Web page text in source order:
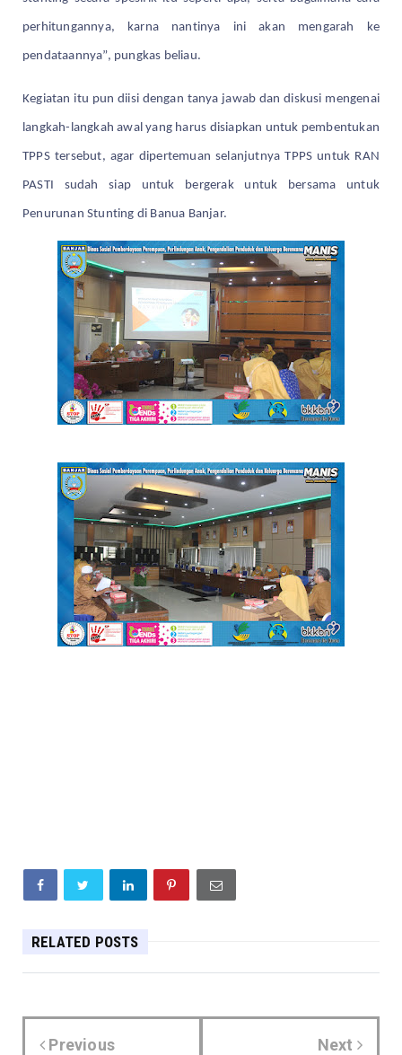
perhitungannya, karna nantinya ini akan mengarah ke
pendataannya”, pungkas beliau.
Kegiatan itu pun diisi dengan tanya jawab dan diskusi mengenai
langkah-langkah awal yang harus disiapkan untuk pembentukan
TPPS tersebut, agar dipertemuan selanjutnya TPPS untuk RAN
PASTI sudah siap untuk bergerak untuk bersama untuk
Penurunan Stunting di Banua Banjar.
RELATED POSTS
Previous Next